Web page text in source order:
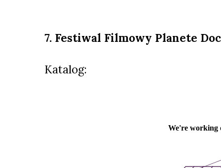
7. Festiwal Filmowy Planete
Katalog: